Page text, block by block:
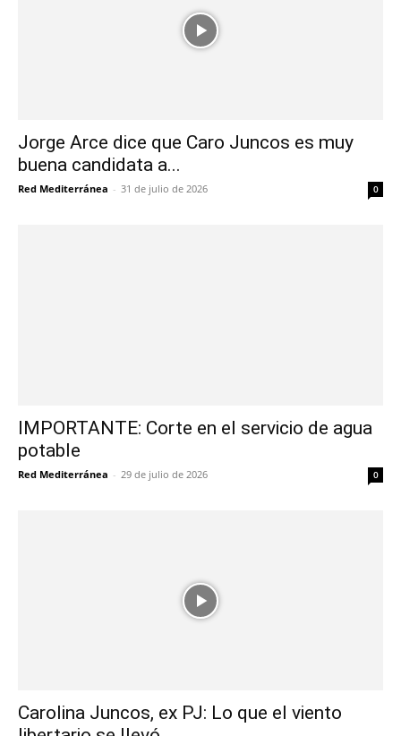
Jorge Arce dice que Caro Juncos es muy
buena candidata a...
Red Mediterránea - 31 de julio de 2026 0
IMPORTANTE: Corte en el servicio de agua
potable
Red Mediterránea - 29 de julio de 2026 0
Carolina Juncos, ex PJ: Lo que el viento